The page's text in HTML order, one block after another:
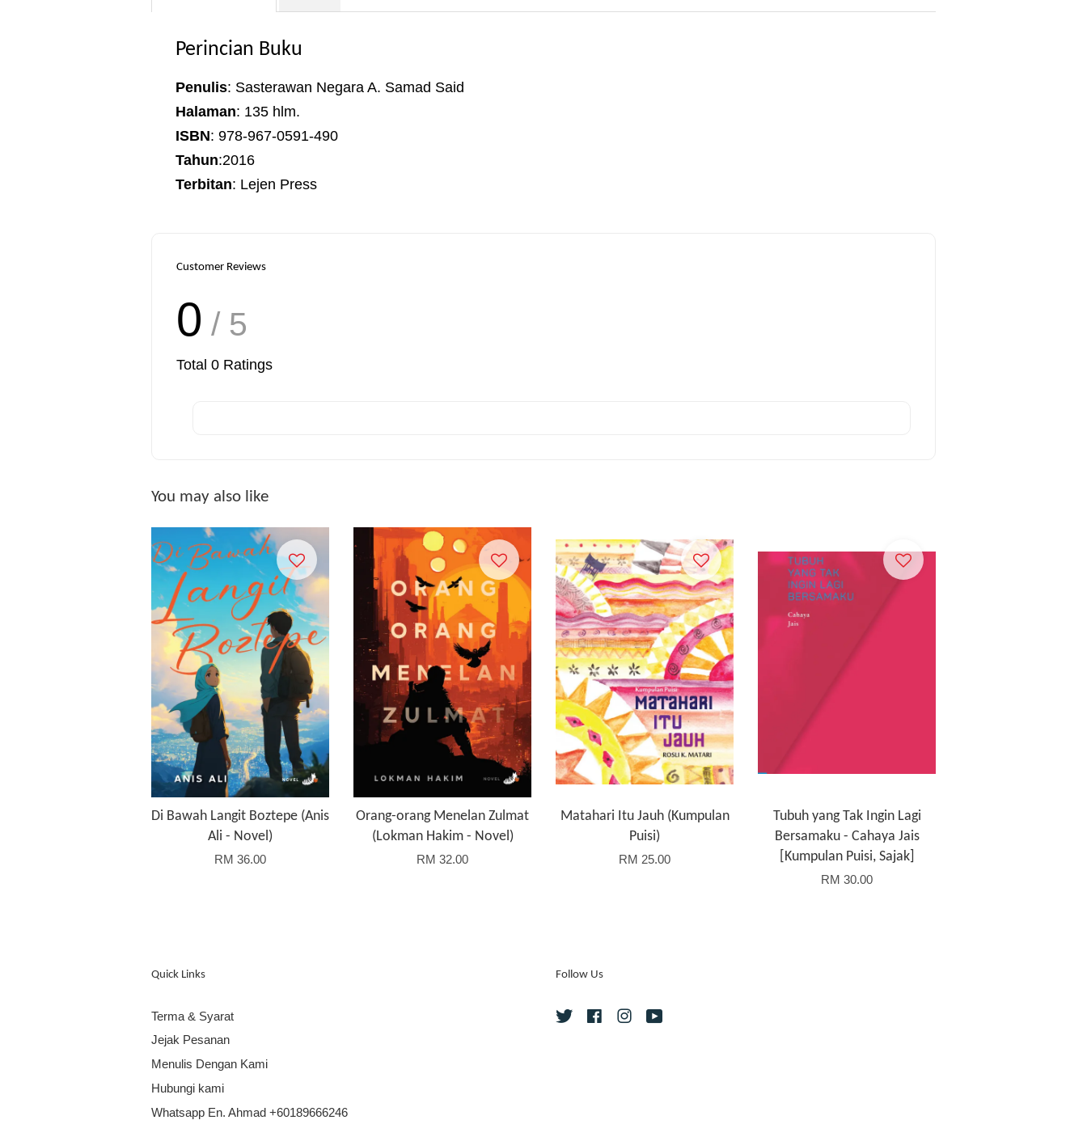
Perincian Buku
Penulis: Sasterawan Negara A. Samad Said
Halaman: 135 hlm.
ISBN: 978-967-0591-490
Tahun:2016
Terbitan: Lejen Press
Customer Reviews
0 / 5
Total 0 Ratings
You may also like
Di Bawah Langit Boztepe (Anis
Ali - Novel)
RM 36.00
Orang-orang Menelan Zulmat
(Lokman Hakim - Novel)
RM 32.00
Matahari Itu Jauh (Kumpulan
Puisi)
RM 25.00
Tubuh yang Tak Ingin Lagi
Bersamaku - Cahaya Jais
[Kumpulan Puisi, Sajak]
RM 30.00
Quick Links
Terma & Syarat
Jejak Pesanan
Menulis Dengan Kami
Hubungi kami
Whatsapp En. Ahmad +60189666246
Follow Us
Twitter FacebookInstagram